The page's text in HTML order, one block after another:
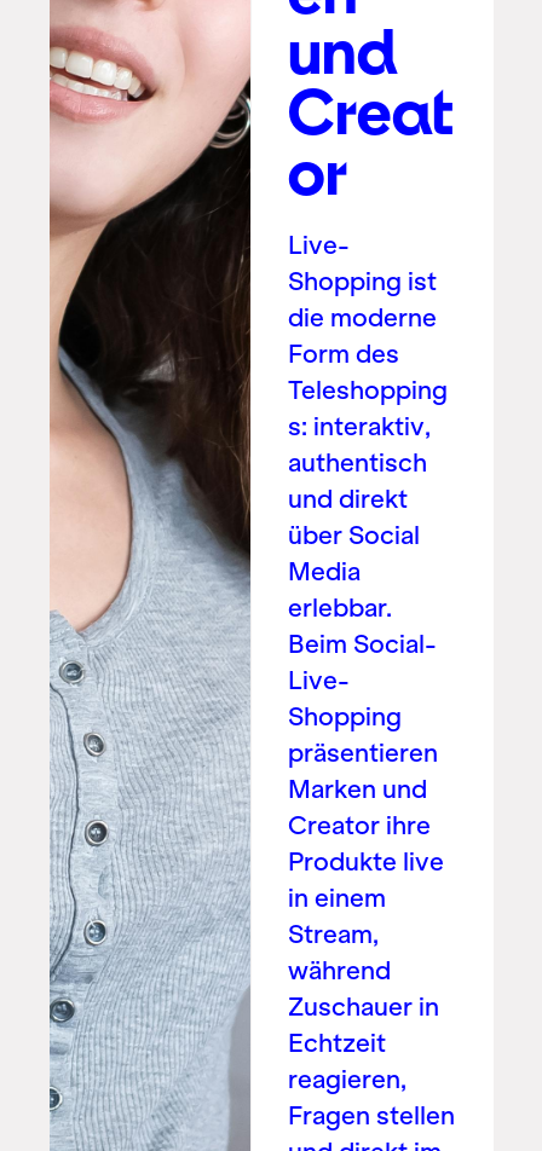
und
Creat
or
Live-
Shopping ist
die moderne
Form des
Teleshopping
s: interaktiv,
authentisch
und direkt
über Social
Media
erlebbar.
Beim Social-
Live-
Shopping
präsentieren
Marken und
Creator ihre
Produkte live
in einem
Stream,
während
Zuschauer in
Echtzeit
reagieren,
Fragen stellen